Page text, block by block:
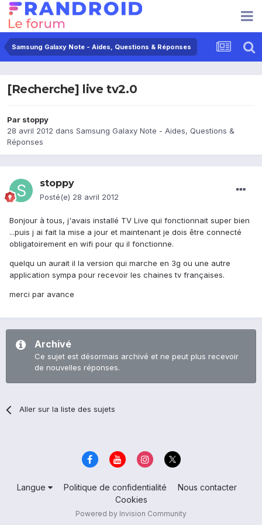
Samsung Galaxy Note - Aides, Questions & Réponses
[Recherche] live tv2.0
Par stoppy
28 avril 2012 dans Samsung Galaxy Note - Aides, Questions &
Réponses
stoppy
Posté(e) 28 avril 2012
Bonjour à tous, j'avais installé TV Live qui fonctionnait super bien
...puis j ai fait la mise a jour et maintenant je dois être connecté
obligatoirement en wifi pour qu il fonctionne.
quelqu un aurait il la version qui marche en 3g ou une autre
application sympa pour recevoir les chaines tv françaises.
merci par avance
Archivé
Ce sujet est désormais archivé et ne peut plus recevoir
de nouvelles réponses.
Aller sur la liste des sujets
Langue Politique de confidentialité
Nous contacter
Cookies
Powered by Invision Community